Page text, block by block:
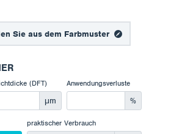
Sie aus dem Farbmuster
(DFT)
μm
Anwendungsverluste
%
praktischer Verbrauch